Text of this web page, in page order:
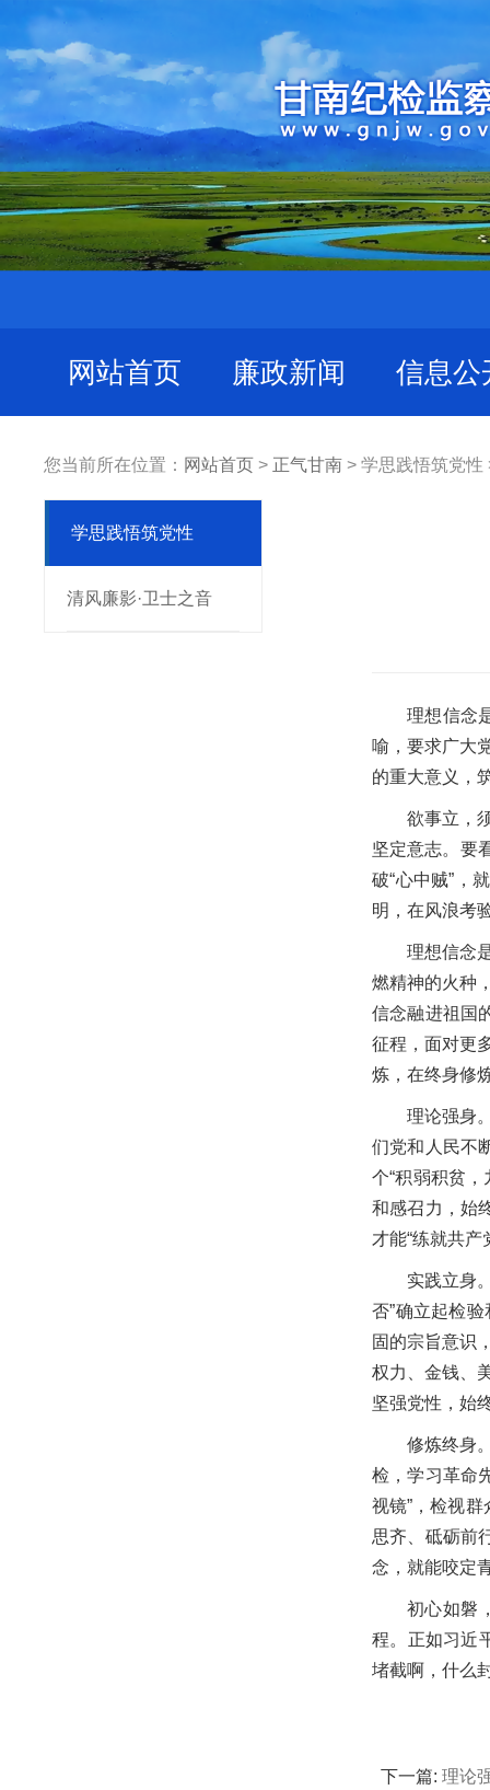
网站首页 廉政新闻 信息公
您当前所在位置： 网站首页 > 正气甘南 > 学思践悟筑党性
学思践悟筑党性
清风廉影·卫士之音
理想信念
喻，要求广大
的重大意义，
欲事立，
坚定意志。要
破“心中贼”，
明，在风浪考
理想信念
燃精神的火种
信念融进祖国
征程，面对更
炼，在终身修
理论强身
们党和人民不
个“积弱积贫
和感召力，始
才能“练就共
实践立身
否”确立起检
固的宗旨意识
权力、金钱、
坚强党性，始
修炼终身
检，学习革命
视镜”，检视
思齐、砥砺前
念，就能咬定
初心如磐
程。正如习近
堵截啊，什么
下一篇: 理论